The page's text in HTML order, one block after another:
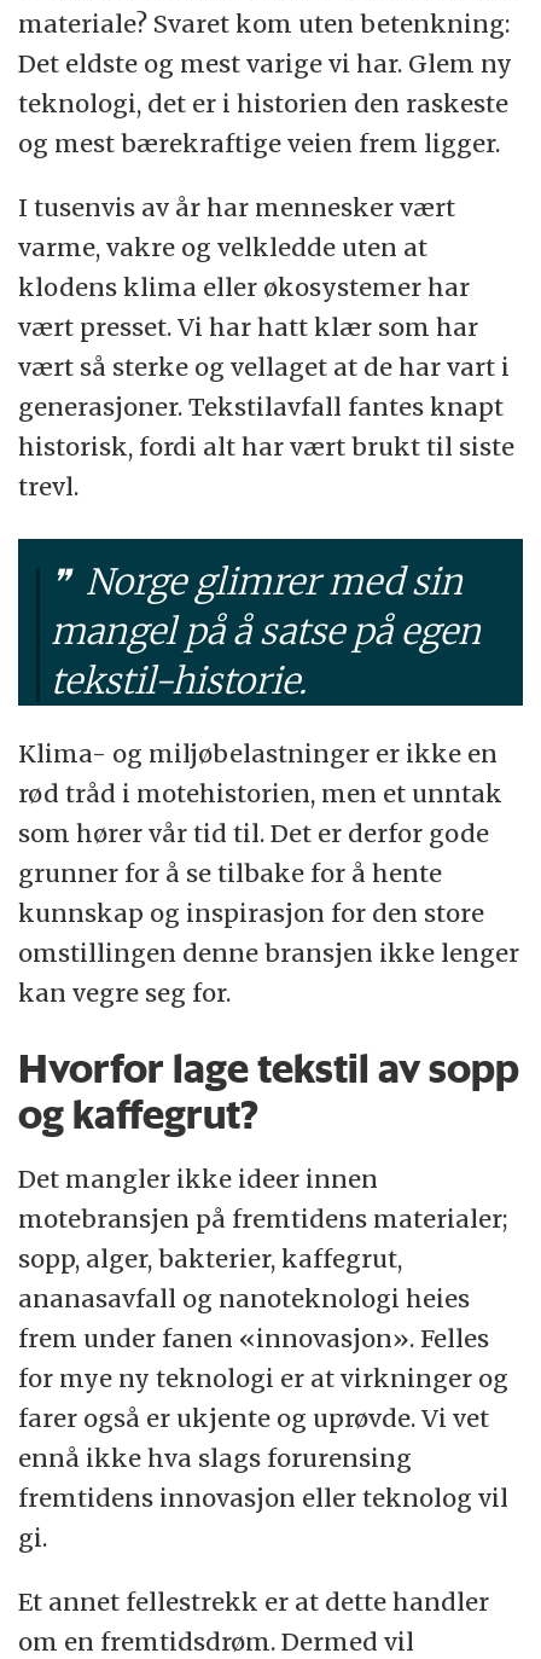
materiale? Svaret kom uten betenkning:
Det eldste og mest varige vi har. Glem ny
teknologi, det er i historien den raskeste
og mest bærekraftige veien frem ligger.
I tusenvis av år har mennesker vært
varme, vakre og velkledde uten at
klodens klima eller økosystemer har
vært presset. Vi har hatt klær som har
vært så sterke og vellaget at de har vart i
generasjoner. Tekstilavfall fantes knapt
historisk, fordi alt har vært brukt til siste
trevl.
Norge glimrer med sin
mangel på å satse på egen
tekstil-historie.
Klima- og miljøbelastninger er ikke en
rød tråd i motehistorien, men et unntak
som hører vår tid til. Det er derfor gode
grunner for å se tilbake for å hente
kunnskap og inspirasjon for den store
omstillingen denne bransjen ikke lenger
kan vegre seg for.
Hvorfor lage tekstil av sopp
og kaffegrut?
Det mangler ikke ideer innen
motebransjen på fremtidens materialer;
sopp, alger, bakterier, kaffegrut,
ananasavfall og nanoteknologi heies
frem under fanen «innovasjon». Felles
for mye ny teknologi er at virkninger og
farer også er ukjente og uprøvde. Vi vet
ennå ikke hva slags forurensing
fremtidens innovasjon eller teknolog vil
gi.
Et annet fellestrekk er at dette handler
om en fremtidsdrøm. Dermed vil